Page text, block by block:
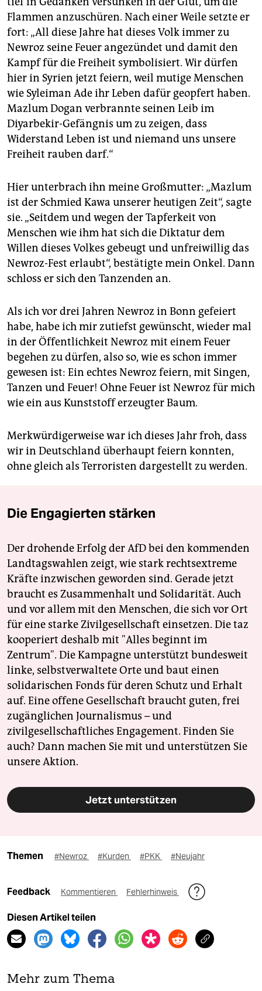
Flammen anzuschüren. Nach einer Weile setzte er
fort: „All diese Jahre hat dieses Volk immer zu
Newroz seine Feuer angezündet und damit den
Kampf für die Freiheit symbolisiert. Wir dürfen
hier in Syrien jetzt feiern, weil mutige Menschen
wie Syleiman Ade ihr Leben dafür geopfert haben.
Mazlum Dogan verbrannte seinen Leib im
Diyarbekir-Gefängnis um zu zeigen, dass
Widerstand Leben ist und niemand uns unsere
Freiheit rauben darf.“
Hier unterbrach ihn meine Großmutter: „Mazlum
ist der Schmied Kawa unserer heutigen Zeit“, sagte
sie. „Seitdem und wegen der Tapferkeit von
Menschen wie ihm hat sich die Diktatur dem
Willen dieses Volkes gebeugt und unfreiwillig das
Newroz-Fest erlaubt“, bestätigte mein Onkel. Dann
schloss er sich den Tanzenden an.
Als ich vor drei Jahren Newroz in Bonn gefeiert
habe, habe ich mir zutiefst gewünscht, wieder mal
in der Öffentlichkeit Newroz mit einem Feuer
begehen zu dürfen, also so, wie es schon immer
gewesen ist: Ein echtes Newroz feiern, mit Singen,
Tanzen und Feuer! Ohne Feuer ist Newroz für mich
wie ein aus Kunststoff erzeugter Baum.
Merkwürdigerweise war ich dieses Jahr froh, dass
wir in Deutschland überhaupt feiern konnten,
ohne gleich als Terroristen dargestellt zu werden.
Die Engagierten stärken
Der drohende Erfolg der AfD bei den kommenden
Landtagswahlen zeigt, wie stark rechtsextreme
Kräfte inzwischen geworden sind. Gerade jetzt
braucht es Zusammenhalt und Solidarität. Auch
und vor allem mit den Menschen, die sich vor Ort
für eine starke Zivilgesellschaft einsetzen. Die taz
kooperiert deshalb mit "Alles beginnt im
Zentrum". Die Kampagne unterstützt bundesweit
linke, selbstverwaltete Orte und baut einen
solidarischen Fonds für deren Schutz und Erhalt
auf. Eine offene Gesellschaft braucht guten, frei
zugänglichen Journalismus – und
zivilgesellschaftliches Engagement. Finden Sie
auch? Dann machen Sie mit und unterstützen Sie
unsere Aktion.
Jetzt unterstützen
Themen #Newroz #Kurden #PKK #Neujahr
Feedback Kommentieren Fehlerhinweis
Diesen Artikel teilen
Mehr zum Thema